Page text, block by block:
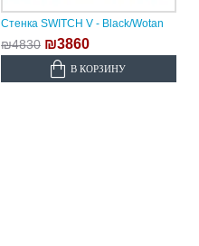
Стенка SWITCH V - Black/Wotan
₪4830 ₪3860
В КОРЗИНУ